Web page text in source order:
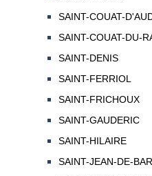
SAINT-COUAT-
SAINT-COUAT-DU-
SAINT-DENIS
SAINT-FERRIOL
SAINT-FRICHOUX
SAINT-GAUDERIC
SAINT-HILAIRE
SAINT-JEAN-DE-